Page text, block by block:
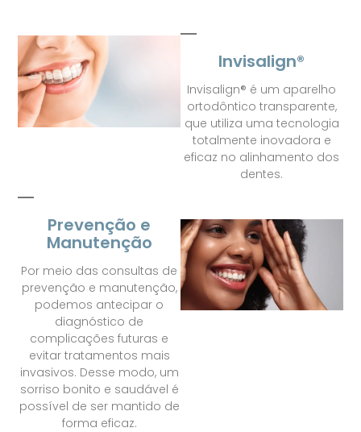
Invisalign®
Invisalign® é um aparelho
ortodôntico transparente,
que utiliza uma tecnologia
totalmente inovadora e
eficaz no alinhamento dos
dentes.
Prevenção e
Manutenção
Por meio das consultas de
prevenção e manutenção,
podemos antecipar o
diagnóstico de
complicações futuras e
evitar tratamentos mais
invasivos. Desse modo, um
sorriso bonito e saudável é
possível de ser mantido de
forma eficaz.